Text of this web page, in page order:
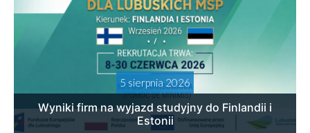
5 sierpnia 2026
Wyniki firm na wyjazd studyjny do Finlandii i
Estonii